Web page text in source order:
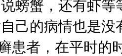
螃蟹，还有虾
己的病情也是没
患者，在平时的